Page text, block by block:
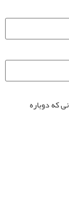
که دوباره